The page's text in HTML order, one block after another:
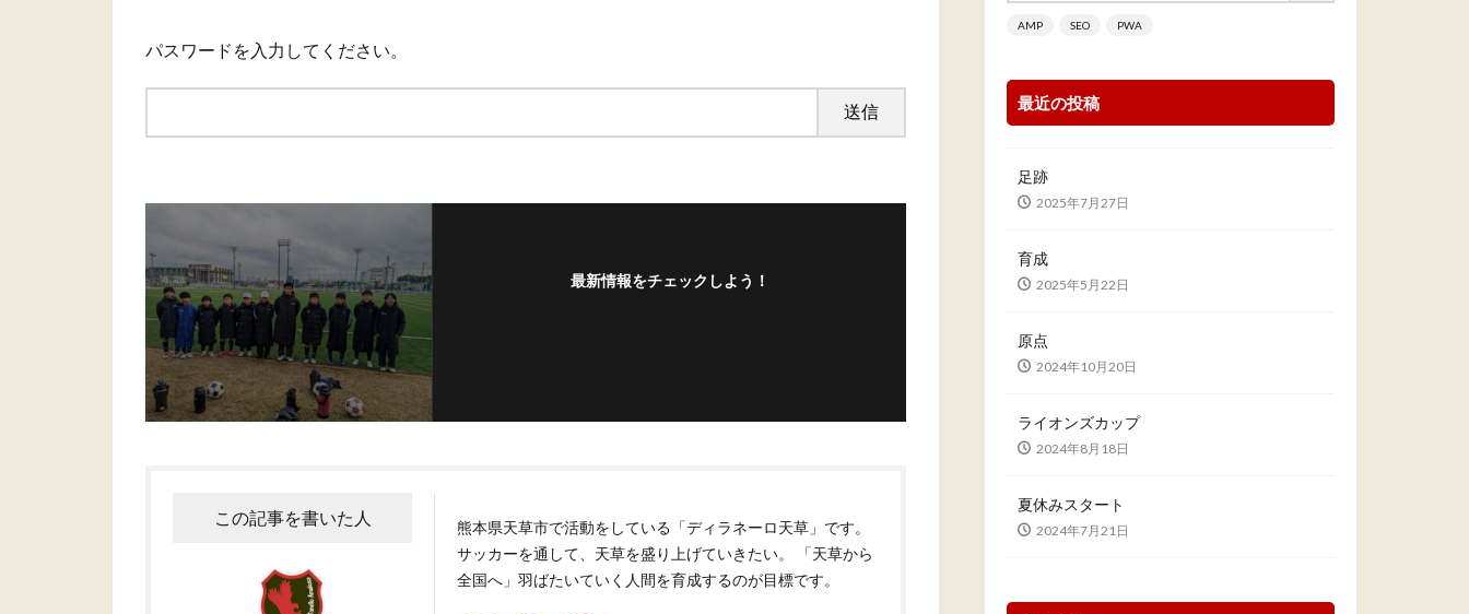
パスワードを入力してください。
最新情報をチェックしよう！
この記事を書いた人
熊本県天草市で活動をしている「ディラネーロ天草」です。
サッカーを通して、天草を盛り上げていきたい。 「天草から
全国へ」羽ばたいていく人間を育成するのが目標です。
AMP SEO PWA
最近の投稿
足跡
2025年7月27日
育成
2025年5月22日
原点
2024年10月20日
ライオンズカップ
2024年8月18日
夏休みスタート
2024年7月21日